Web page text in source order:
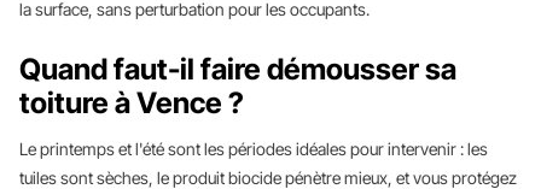
la surface, sans perturbation pour les occupants.
Quand faut-il faire démousser sa
toiture à Vence ?
Le printemps et l'été sont les périodes idéales pour intervenir : les
tuiles sont sèches, le produit biocide pénètre mieux, et vous protégez